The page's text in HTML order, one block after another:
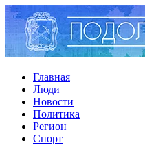
Главная
Люди
Новости
Политика
Регион
Спорт